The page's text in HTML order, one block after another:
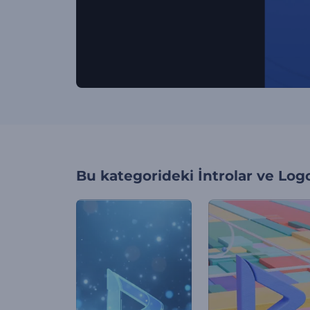
Bu kategorideki İntrolar ve